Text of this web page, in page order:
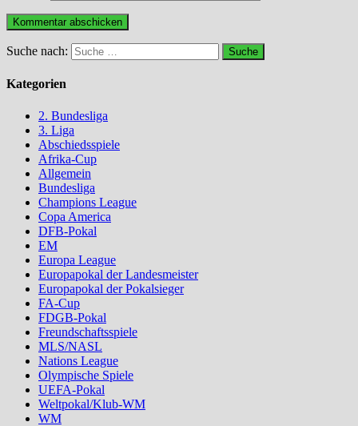
Suche nach:
Kategorien
2. Bundesliga
3. Liga
Abschiedsspiele
Afrika-Cup
Allgemein
Bundesliga
Champions League
Copa America
DFB-Pokal
EM
Europa League
Europapokal der Landesmeister
Europapokal der Pokalsieger
FA-Cup
FDGB-Pokal
Freundschaftsspiele
MLS/NASL
Nations League
Olympische Spiele
UEFA-Pokal
Weltpokal/Klub-WM
WM